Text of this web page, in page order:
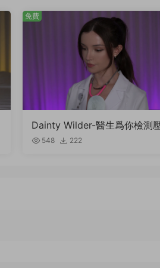
Dainty Wilder-醫生爲你檢測
水平…
548 222
免費